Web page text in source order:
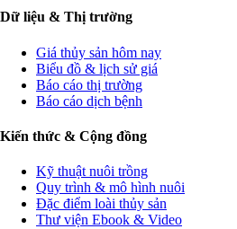
Dữ liệu & Thị trường
Giá thủy sản hôm nay
Biểu đồ & lịch sử giá
Báo cáo thị trường
Báo cáo dịch bệnh
Kiến thức & Cộng đồng
Kỹ thuật nuôi trồng
Quy trình & mô hình nuôi
Đặc điểm loài thủy sản
Thư viện Ebook & Video